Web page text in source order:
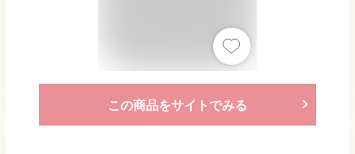
この商品をサイトでみる